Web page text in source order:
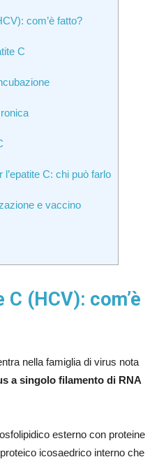
com’è fatto?
C
C: chi può farlo
e vaccino
(HCV): com’è
nella famiglia di virus nota
a singolo filamento di RNA
esterno con proteine
icosaedrico interno che